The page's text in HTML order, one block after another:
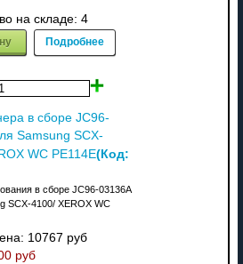
на складе: 4
Подробнее
в сборе JC96-
Samsung SCX-
WC PE114E(Код:
в сборе JC96-03136A
SCX-4100/ XEROX WC
10767 руб
руб